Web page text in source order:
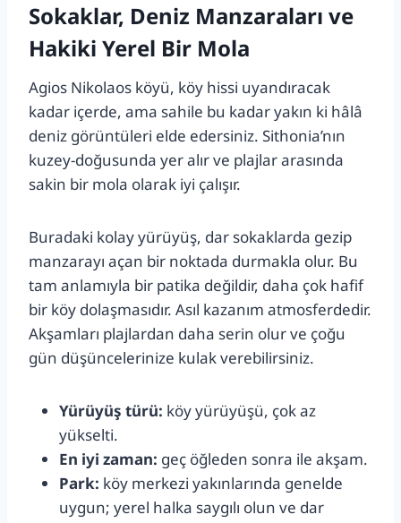
Sokaklar, Deniz Manzaraları ve
Hakiki Yerel Bir Mola
Agios Nikolaos köyü, köy hissi uyandıracak
kadar içerde, ama sahile bu kadar yakın ki hâlâ
deniz görüntüleri elde edersiniz. Sithonia’nın
kuzey-doğusunda yer alır ve plajlar arasında
sakin bir mola olarak iyi çalışır.
Buradaki kolay yürüyüş, dar sokaklarda gezip
manzarayı açan bir noktada durmakla olur. Bu
tam anlamıyla bir patika değildir, daha çok hafif
bir köy dolaşmasıdır. Asıl kazanım atmosferdedir.
Akşamları plajlardan daha serin olur ve çoğu
gün düşüncelerinize kulak verebilirsiniz.
Yürüyüş türü: köy yürüyüşü, çok az
yükselti.
En iyi zaman: geç öğleden sonra ile akşam.
Park: köy merkezi yakınlarında genelde
uygun; yerel halka saygılı olun ve dar